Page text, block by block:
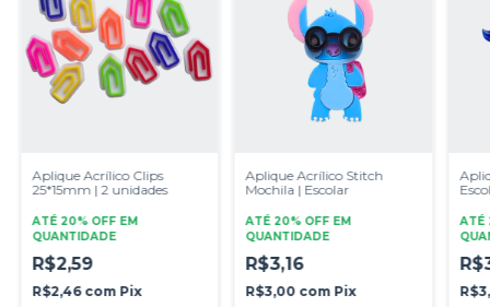
Aplique Acrílico Clips
25*15mm | 2 unidades
ATÉ 20% OFF EM
QUANTIDADE
R$2,59
R$2,46 com Pix
Aplique Acrílico Stitch
Mochila | Escolar
ATÉ 20% OFF EM
QUANTIDADE
R$3,16
R$3,00 com Pix
ATÉ